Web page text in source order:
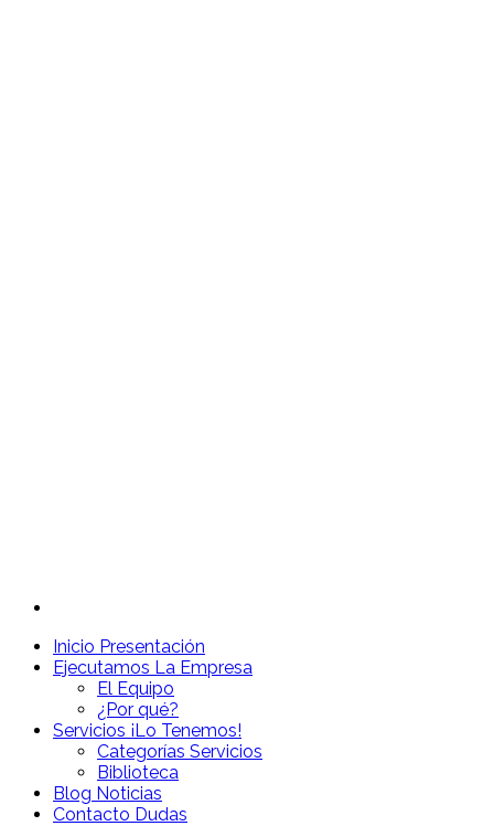
Inicio Presentación
Ejecutamos La Empresa
El Equipo
¿Por qué?
Servicios ¡Lo Tenemos!
Categorías Servicios
Biblioteca
Blog Noticias
Contacto Dudas